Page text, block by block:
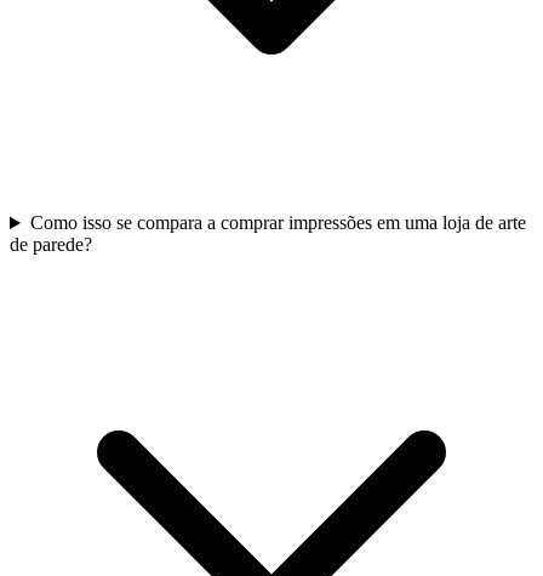
Como isso se compara a comprar impressões em uma loja de arte
de parede?